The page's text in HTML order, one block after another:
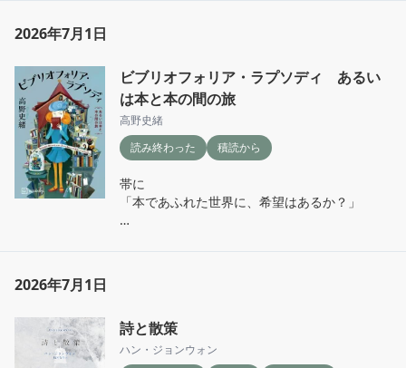
2026年7月1日
ビブリオフォリア・ラプソディ あるい
は本と本の間の旅
高野史緒
読み終わった
積読から
帯に
「本であふれた世界に、希望はあるか？」
2026年7月1日
詩と散策
ハン・ジョンウォン